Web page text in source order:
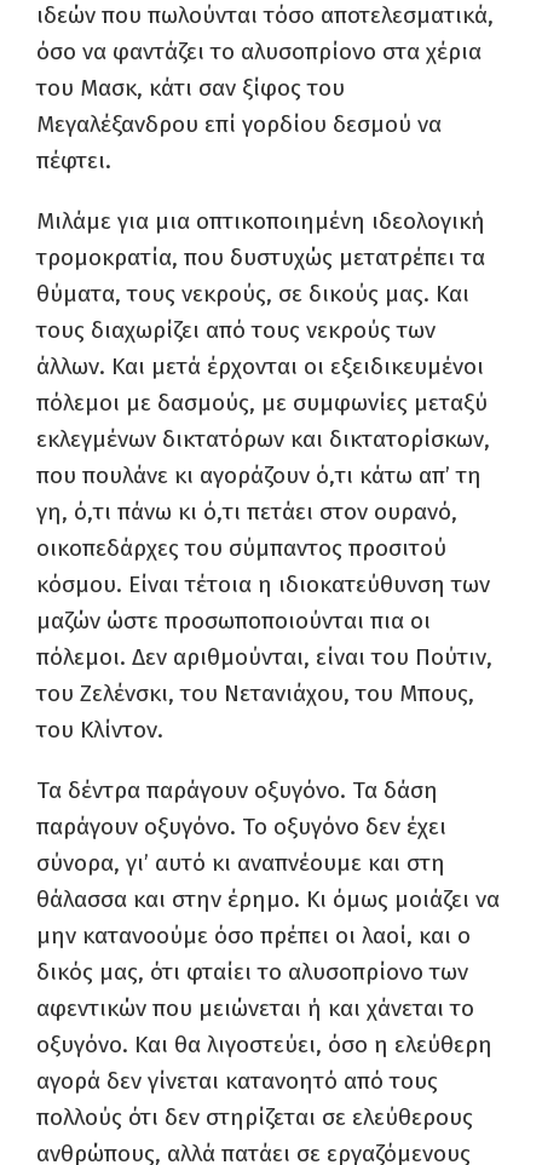
ιδεών που πωλούνται τόσο αποτελεσματικά,
όσο να φαντάζει το αλυσοπρίονο στα χέρια
του Μασκ, κάτι σαν ξίφος του
Μεγαλέξανδρου επί γορδίου δεσμού να
πέφτει.
Μιλάμε για μια οπτικοποιημένη ιδεολογική
τρομοκρατία, που δυστυχώς μετατρέπει τα
θύματα, τους νεκρούς, σε δικούς μας. Και
τους διαχωρίζει από τους νεκρούς των
άλλων. Και μετά έρχονται οι εξειδικευμένοι
πόλεμοι με δασμούς, με συμφωνίες μεταξύ
εκλεγμένων δικτατόρων και δικτατορίσκων,
που πουλάνε κι αγοράζουν ό,τι κάτω απ’ τη
γη, ό,τι πάνω κι ό,τι πετάει στον ουρανό,
οικοπεδάρχες του σύμπαντος προσιτού
κόσμου. Είναι τέτοια η ιδιοκατεύθυνση των
μαζών ώστε προσωποποιούνται πια οι
πόλεμοι. Δεν αριθμούνται, είναι του Πούτιν,
του Ζελένσκι, του Νετανιάχου, του Μπους,
του Κλίντον.
Τα δέντρα παράγουν οξυγόνο. Τα δάση
παράγουν οξυγόνο. Το οξυγόνο δεν έχει
σύνορα, γι’ αυτό κι αναπνέουμε και στη
θάλασσα και στην έρημο. Κι όμως μοιάζει να
μην κατανοούμε όσο πρέπει οι λαοί, και ο
δικός μας, ότι φταίει το αλυσοπρίονο των
αφεντικών που μειώνεται ή και χάνεται το
οξυγόνο. Και θα λιγοστεύει, όσο η ελεύθερη
αγορά δεν γίνεται κατανοητό από τους
πολλούς ότι δεν στηρίζεται σε ελεύθερους
ανθρώπους, αλλά πατάει σε εργαζόμενους